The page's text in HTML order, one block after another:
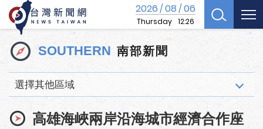
2026/08/06
Thursday 12:26
SOUTHERN 南部新聞
選擇其他區域
高雄海峽兩岸沿海城市經濟合作座